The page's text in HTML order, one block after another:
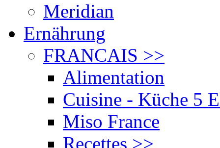
Meridian
Ernährung
FRANCAIS >>
Alimentation
Cuisine - Küche 5
Miso France
Recettes >>